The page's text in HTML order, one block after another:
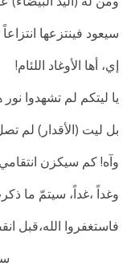
سيعود فينتزعها انتزاعاً
إي، أها الأوغاد اللئام!
يا ليتكم لم تشهدوا نور
بل ليت (الأقدار) لم
وآه! كم سيكزن
وغداً ،غداً، سيتمّ ما
فاستغفروا الله،قبل
سوق الغرب